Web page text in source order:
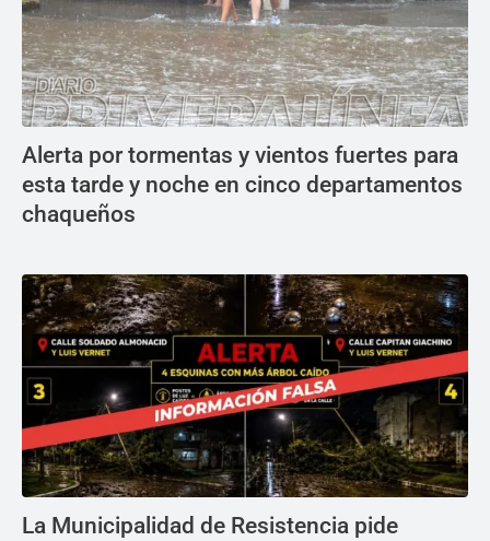
Alerta por tormentas y vientos fuertes para
esta tarde y noche en cinco departamentos
chaqueños
La Municipalidad de Resistencia pide